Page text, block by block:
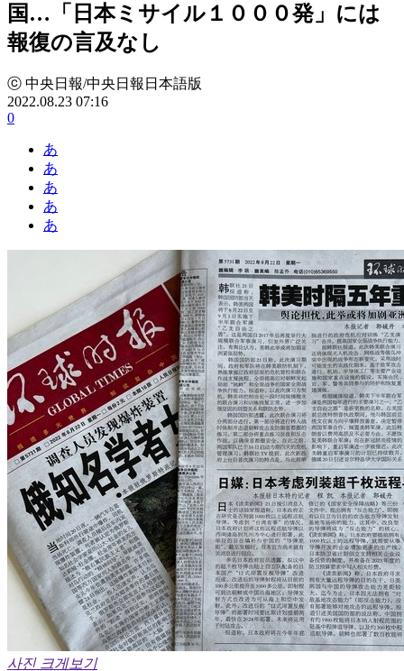
国…「日本ミサイル１０００発」には
報復の言及なし
ⓒ 中央日報/中央日報日本語版
2022.08.23 07:16
0
あ
あ
あ
あ
あ
사진 크게보기